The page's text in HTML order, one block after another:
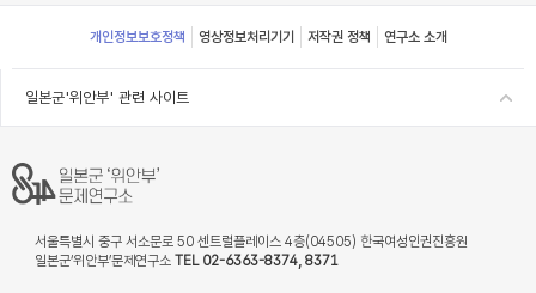
Footer
개인정보보호정책 영상정보처리기기 저작권 정책 연구소 소개
일본군'위안부' 관련 사이트
서울특별시 중구 서소문로 50 센트럴플레이스 4층(04505) 한국여성인권진흥원
일본군‘위안부’문제연구소 TEL 02-6363-8374, 8371